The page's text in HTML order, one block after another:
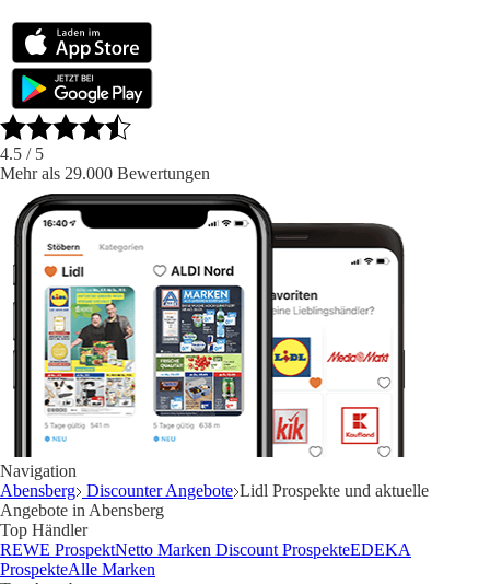
4.5 / 5
Mehr als 29.000 Bewertungen
Navigation
Abensberg Discounter Angebote Lidl Prospekte und aktuelle
Angebote in Abensberg
Top Händler
REWE ProspektNetto Marken Discount ProspekteEDEKA
ProspekteAlle Marken